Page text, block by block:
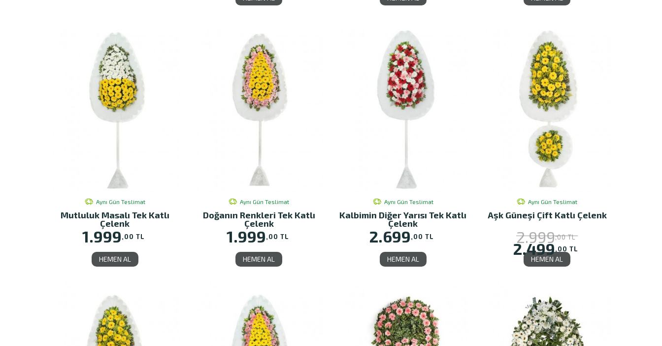
Aynı Gün Teslimat
Mutluluk Masalı Tek Katlı
Çelenk
1.999,00 TL
HEMEN AL
Aynı Gün Teslimat
Doğanın Renkleri Tek Katlı
Çelenk
1.999,00 TL
HEMEN AL
Aynı Gün Teslimat
Kalbimin Diğer Yarısı Tek Katlı
Çelenk
2.699,00 TL
HEMEN AL
Aynı Gün Teslimat
Aşk Güneşi Çift Katlı Çelenk
2.999,00 TL
2.499,00 TL
HEMEN AL